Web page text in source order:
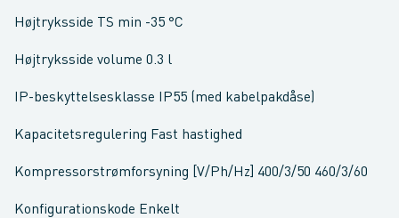
Højtryksside TS min -35 °C
Højtryksside volume 0.3 l
IP-beskyttelsesklasse IP55 (med kabelpakdåse)
Kapacitetsregulering Fast hastighed
Kompressorstrømforsyning [V/Ph/Hz] 400/3/50 460/3/60
Konfigurationskode Enkelt